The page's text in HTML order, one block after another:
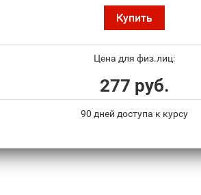
Купить
Цена для физ.лиц:
277 руб.
90 дней доступа к курсу